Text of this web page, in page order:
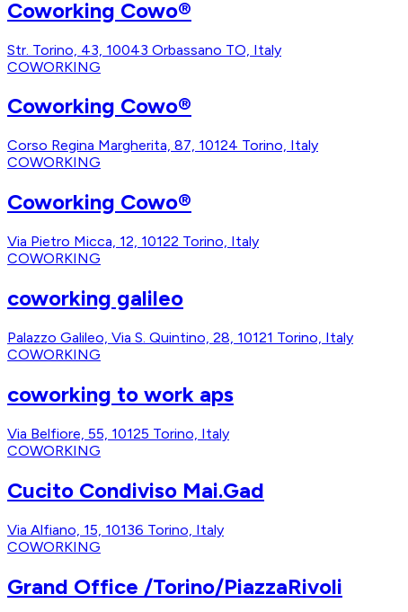
Coworking Cowo®
Str. Torino, 43, 10043 Orbassano TO, Italy
COWORKING
Coworking Cowo®
Corso Regina Margherita, 87, 10124 Torino, Italy
COWORKING
Coworking Cowo®
Via Pietro Micca, 12, 10122 Torino, Italy
COWORKING
coworking galileo
Palazzo Galileo, Via S. Quintino, 28, 10121 Torino, Italy
COWORKING
coworking to work aps
Via Belfiore, 55, 10125 Torino, Italy
COWORKING
Cucito Condiviso Mai.Gad
Via Alfiano, 15, 10136 Torino, Italy
COWORKING
Grand Office /Torino/PiazzaRivoli